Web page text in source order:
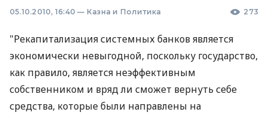
05.10.2010, 16:40 — Казна и Политика 273
"Рекапитализация системных банков является
экономически невыгодной, поскольку государство,
как правило, является неэффективным
собственником и вряд ли сможет вернуть себе
средства, которые были направлены на